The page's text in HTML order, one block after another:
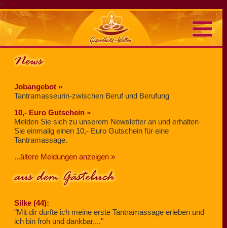
>
News
Jobangebot »
Tantramasseurin-zwischen Beruf und Berufung
10,- Euro Gutschein »
Melden Sie sich zu unserem Newsletter an und erhalten
Sie einmalig einen 10,- Euro Gutschein für eine
Tantramassage.
...ältere Meldungen anzeigen »
aus dem Gästebuch
Silke (44):
"Mit dir durfte ich meine erste Tantramassage erleben und
ich bin froh und dankbar,..."